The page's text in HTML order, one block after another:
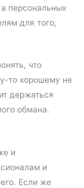
персональных
для того,
что
то хорошему не
держаться
обмана.
и
и
Если же